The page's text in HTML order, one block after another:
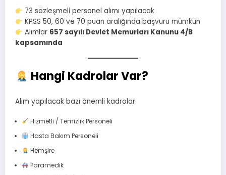
73 sözleşmeli personel alımı yapılacak
KPSS 50, 60 ve 70 puan aralığında başvuru mümkün
Alımlar 657 sayılı Devlet Memurları Kanunu 4/B
kapsamında
Hangi Kadrolar Var?
Alım yapılacak bazı önemli kadrolar:
Hizmetli / Temizlik Personeli
Hasta Bakım Personeli
Hemşire
Paramedik